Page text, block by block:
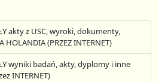
akty z USC, wyroki, dokumenty,
(PRZEZ INTERNET)
wyniki badań, akty, dyplomy i inne
INTERNET)